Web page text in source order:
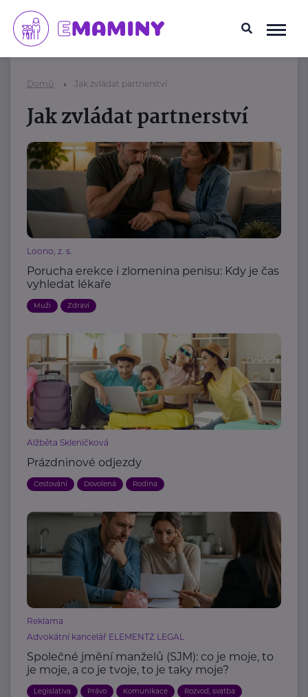
Domů Jak zvládat partnerství
Jak zvládat partnerství
Loono, z. s.
Porucha erekce i zlomenina penisu: Kdy je čas
vyhledat lékaře
Muži Zdraví
Alžběta Skleničková
Prázdninové odjezdy
Cestování Dovolená Rodina
Reklama
Advokátní kancelář ELEMENTZ LEGAL
Společné jmění manželů (SJM): co je moje, to
je moje, a co je tvoje, to je taky moje?
Legislativa Právo Komunikace Rozvod, svatba